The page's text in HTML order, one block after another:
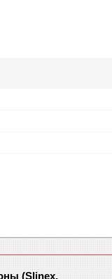
(Slinex,